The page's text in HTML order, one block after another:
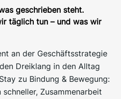
geschrieben steht.
täglich tun – und was wir
an der Geschäftsstrategie
Dreiklang in den Alltag
zu Bindung & Bewegung:
Zusammenarbeit